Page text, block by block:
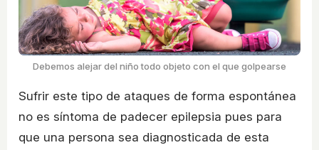
Debemos alejar del niño todo objeto con el que golpearse
Sufrir este tipo de ataques de forma espontánea
no es síntoma de padecer epilepsia pues para
que una persona sea diagnosticada de esta